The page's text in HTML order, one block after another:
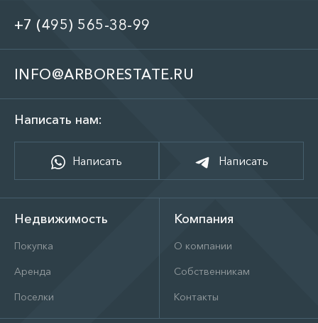
+7 (495) 565-38-99
INFO@ARBORESTATE.RU
Написать нам:
Написать Написать
Недвижимость
Покупка
Аренда
Поселки
Компания
О компании
Собственникам
Контакты